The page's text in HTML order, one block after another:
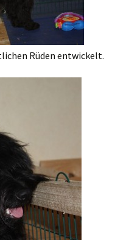
Rüden entwickelt.